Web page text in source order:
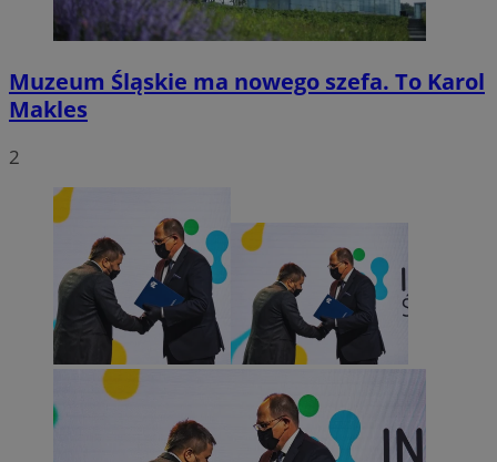
Muzeum Śląskie ma nowego szefa. To Karol
Makles
2